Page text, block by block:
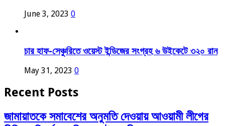
June 3, 2023 0
চার হাফ-সেঞ্চুরিতে ওয়েস্ট ইন্ডিজের সংগ্রহ ৬ উইকেটে ৩২০ রান
May 31, 2023 0
Recent Posts
জামায়াতকে সমাবেশের অনুমতি দেওয়ায় আওয়ামী লীগের